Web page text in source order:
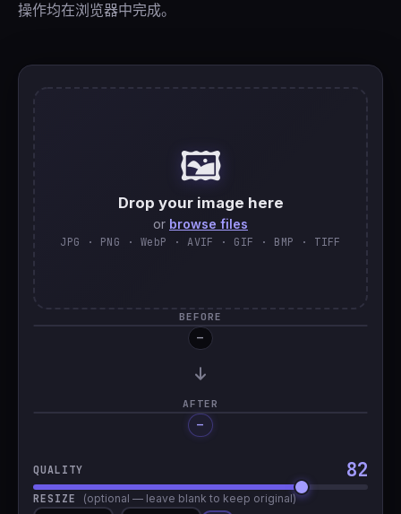
🇷🇺Русский
Nederlands
Türkçe
操作均在浏览器中完成。
🖼️
Drop your image here
or browse files
JPG · PNG · WebP · AVIF · GIF · BMP · TIFF
BEFORE
—
AFTER
Processing…
—
QUALITY 82
RESIZE (optional — leave blank to keep original)